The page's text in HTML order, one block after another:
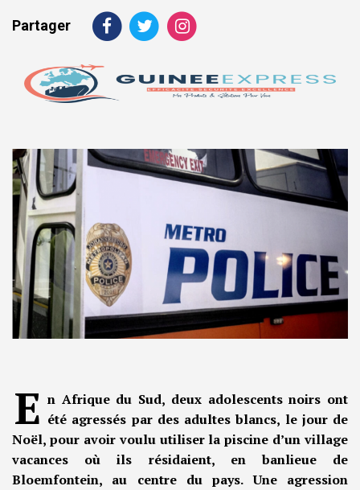
Partager
E n Afrique du Sud, deux adolescents noirs ont
été agressés par des adultes blancs, le jour de
Noël, pour avoir voulu utiliser la piscine d’un village
vacances où ils résidaient, en banlieue de
Bloemfontein, au centre du pays. Une agression